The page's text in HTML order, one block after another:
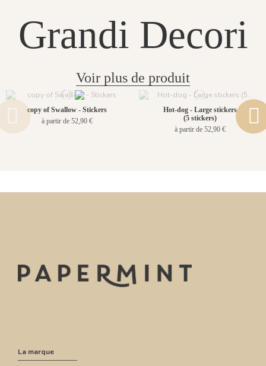
Grandi Decori
Voir plus de produit
copy of Swallow - Stickers
à partir de 52,90 €
Hot-dog - Large stickers
(5 stickers)
à partir de 52,90 €
La marque